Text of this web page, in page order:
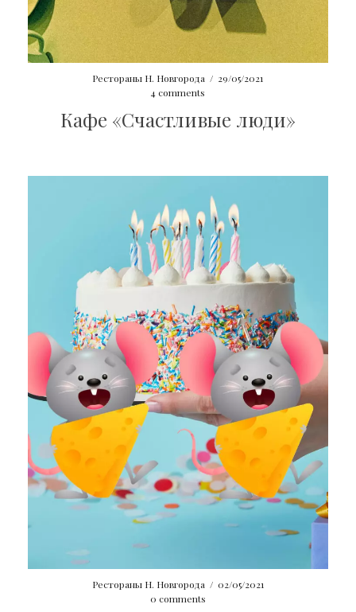
Рестораны Н. Новгорода / 29/05/2021
4 comments
Кафе «Счастливые люди»
Рестораны Н. Новгорода / 02/05/2021
0 comments